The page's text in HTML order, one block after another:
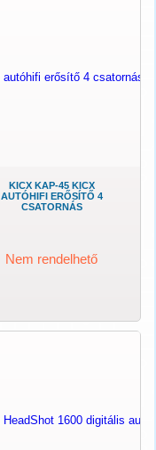
KICX KAP-45 KICX
AUTÓHIFI ERŐSÍTŐ 4
CSATORNÁS
Nem rendelhető